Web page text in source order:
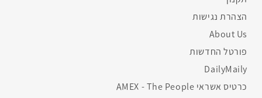
הצהרת נגישות
About Us
פורטל החדשות
DailyMaily
כרטיס אשראי AMEX - The People